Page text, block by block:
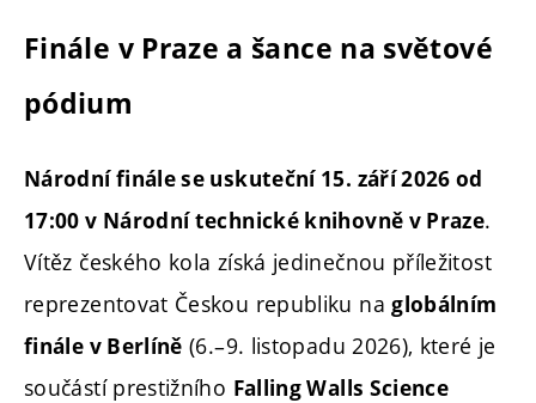
Finále v Praze a šance na světové
pódium
Národní finále se uskuteční 15. září 2026 od
17:00 v Národní technické knihovně v Praze.
Vítěz českého kola získá jedinečnou příležitost
reprezentovat Českou republiku naglobálním
finále v Berlíně (6.–9. listopadu 2026), které je
součástí prestižního Falling Walls Science